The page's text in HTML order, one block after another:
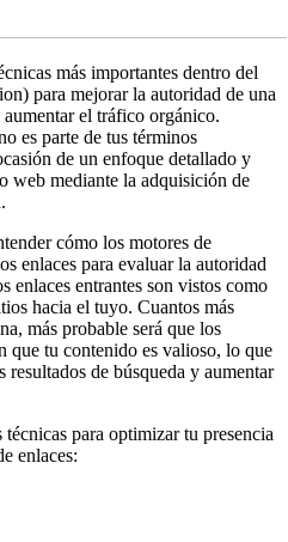
más importantes dentro del
para mejorar la autoridad de una
el tráfico orgánico.
es parte de tus términos
de un enfoque detallado y
web mediante la adquisición de
cómo los motores de
enlaces para evaluar la autoridad
enlaces entrantes son vistos como
hacia el tuyo. Cuantos más
más probable será que los
que tu contenido es valioso, lo que
de búsqueda y aumentar
para optimizar tu presencia
enlaces: